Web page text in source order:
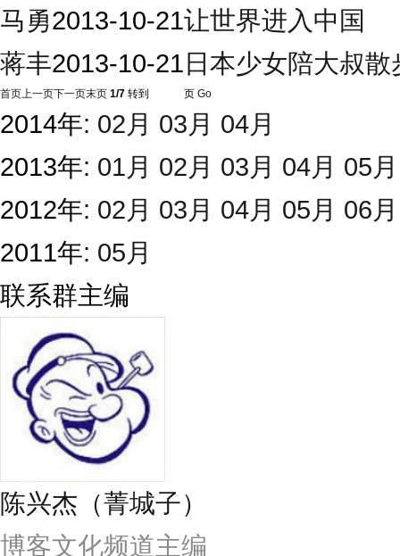
马勇2013-10-21让世界进入中国
蒋丰2013-10-21日本少女陪大叔
首页上一页下一页末页 1/7 转到 页 Go
2014年: 02月 03月 04月
2013年: 01月 02月 03月 04月 05月
2012年: 02月 03月 04月 05月 06月
2011年: 05月
联系群主编
陈兴杰（菁城子）
博客文化频道主编